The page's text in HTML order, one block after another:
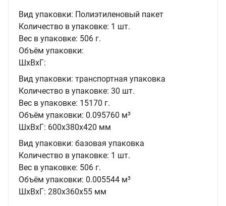
Вид упаковки: Полиэтиленовый пакет
Количество в упаковке: 1 шт.
Вес в упаковке: 506 г.
Объём упаковки:
ШxВxГ:
Вид упаковки: транспортная упаковка
Количество в упаковке: 30 шт.
Вес в упаковке: 15170 г.
Объём упаковки: 0.095760 м³
ШxВxГ: 600x380x420 мм
Вид упаковки: базовая упаковка
Количество в упаковке: 1 шт.
Вес в упаковке: 506 г.
Объём упаковки: 0.005544 м³
ШxВxГ: 280x360x55 мм